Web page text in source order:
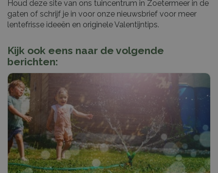
Houd deze site van ons tuincentrum in Zoetermeer in de
gaten of schrijf je in voor onze nieuwsbrief voor meer
lentefrisse ideeën en originele Valentijntips.
Kijk ook eens naar de volgende
berichten: